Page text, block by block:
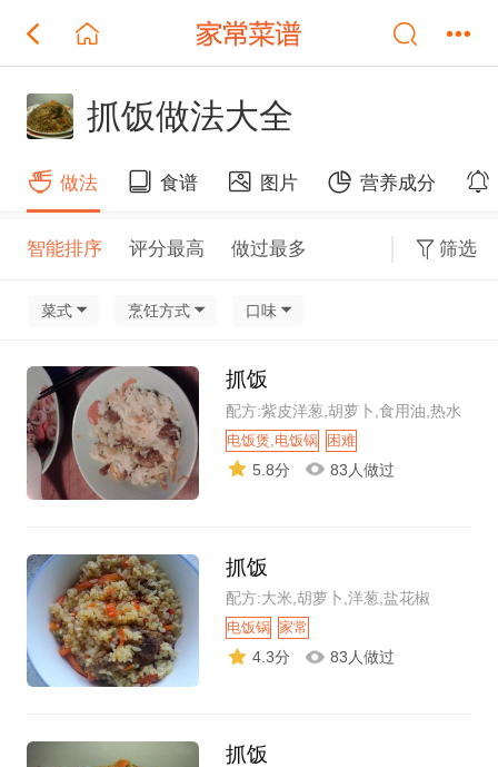
抓饭做法大全
做法 食谱 图片 营养成分
智能排序 评分最高 做过最多 筛选
菜式 烹饪方式 口味
抓饭
配方:紫皮洋葱,胡萝卜,食用油,热水
电饭煲,电饭锅 困难
5.8分 83人做过
抓饭
配方:大米,胡萝卜,洋葱,盐花椒
电饭锅 家常
4.3分 83人做过
抓饭